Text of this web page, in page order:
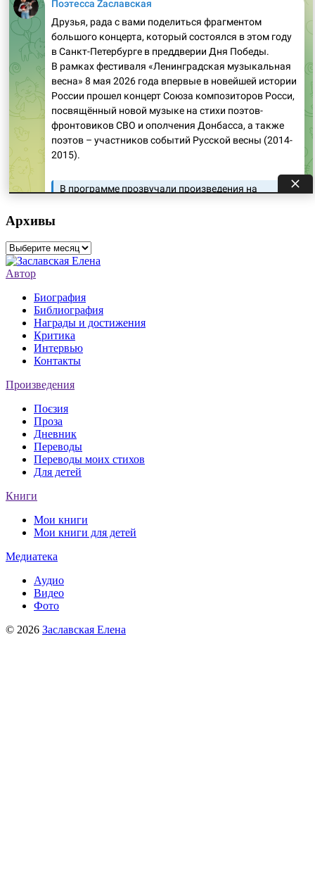
Архивы
Архивы
Автор
Биография
Библиография
Награды и достижения
Критика
Интервью
Контакты
Произведения
Поєзия
Проза
Дневник
Переводы
Переводы моих стихов
Для детей
Книги
Мои книги
Мои книги для детей
Медиатека
Аудио
Видео
Фото
© 2026 Заславская Елена